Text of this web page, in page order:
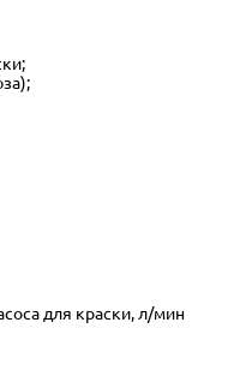
для краски, л/мин